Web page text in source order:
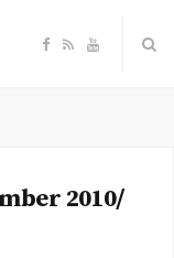
F
e
R Y
T
2010/